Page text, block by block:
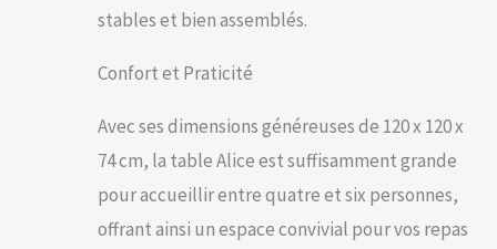
garantissons la
pendant trois ans, ce
d'avoir l'esprit
tranquille et
investissement
stables et bien assemblés.
Confort et Praticité
Avec ses dimensions généreuses de 120 x 120 x
74 cm, la table Alice est suffisamment grande
pour accueillir entre quatre et six personnes,
offrant ainsi un espace convivial pour vos repas